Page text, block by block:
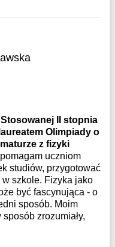
II stopnia
Olimpiady o
z fizyki
uczniom
studiów, przygotować
szkole. Fizyka jako
być fascynująca - o
sposób. Moim
zrozumiały,